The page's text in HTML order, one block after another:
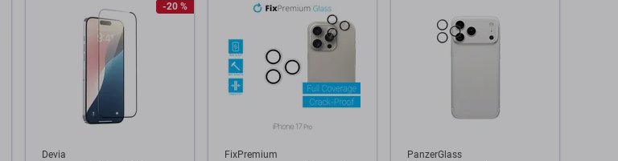
-20 %
Devia FixPremium PanzerGlass